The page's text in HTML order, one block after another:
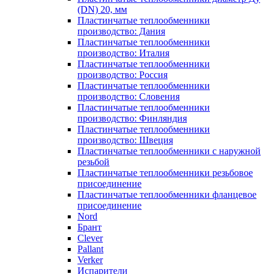
(DN) 20, мм
Пластинчатые теплообменники
производство: Дания
Пластинчатые теплообменники
производство: Италия
Пластинчатые теплообменники
производство: Россия
Пластинчатые теплообменники
производство: Словения
Пластинчатые теплообменники
производство: Финляндия
Пластинчатые теплообменники
производство: Швеция
Пластинчатые теплообменники с наружной
резьбой
Пластинчатые теплообменники резьбовое
присоединение
Пластинчатые теплообменники фланцевое
присоединение
Nord
Брант
Clever
Pallant
Verker
Испарители